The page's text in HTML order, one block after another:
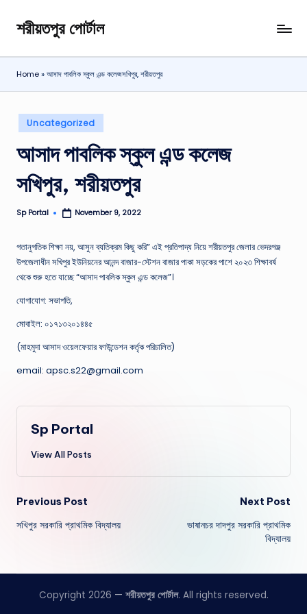
Skip
content
শরীয়তপুর পোর্টাল
শরীয়তপুর
জেলা
বিষয়ক
পোর্টাল
Home»আসাদ পাবলিক স্কুল এন্ড কলেজসখিপুর, শরীয়তপুর
Posted
in
Uncategorized
আসাদ পাবলিক স্কুল এন্ড কলেজ
সখিপুর, শরীয়তপুর
Posted
Sp Portal November 9, 2022
গতানুগতিক শিক্ষা নয়, আসুন ব্যতিক্রম কিছু করি” এই প্রতিপাদ্য নিয়ে শরীয়তপুর জেলার ভেদরগঞ্জ
উপজেলাধীন সখিপুর ইউনিয়নের আনন্দ বাজার-স্টেশন বাজার পাকা সড়কের পাশে ২০২৩ শিক্ষাবর্ষ
থেকে শুরু হতে যাচ্ছে “আসাদ পাবলিক স্কুল এন্ড কলেজ”।
যোগাযোগ: সভাপতি,
মোবাইল: ০১৭১৩২০১৪৪৫
(মাহমুদা আসাদ ওয়েলফেয়ার ফাউন্ডেশন কর্তৃক পরিচালিত)
email: apsc.s22@gmail.com
Sp Portal
View All Posts
Post
navigation
Previous Post
সখিপুর সরকারি প্রাথমিক বিদ্যালয়
Next Post
ভাষানচর দাদপুর সরকারি প্রাথমিক
বিদ্যালয়
Copyright 2026 — শরীয়তপুর পোর্টাল. All rights reserved.